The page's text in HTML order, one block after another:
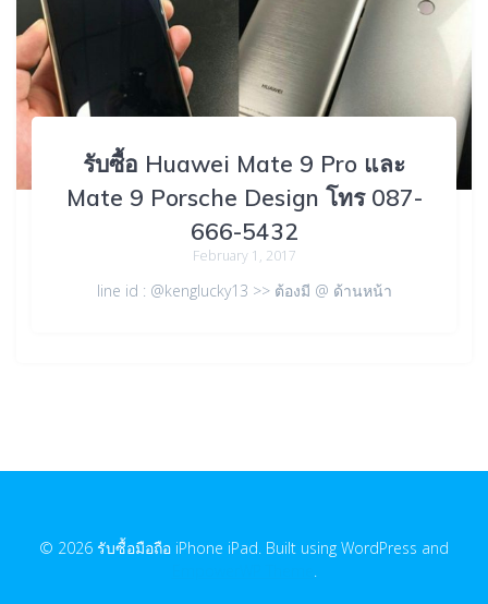
รับซื้อ Huawei Mate 9 Pro และ
Mate 9 Porsche Design โทร 087-
666-5432
February 1, 2017
line id : @kenglucky13 >> ต้องมี @ ด้านหน้า
© 2026 รับซื้อมือถือ iPhone iPad. Built using WordPress and
.